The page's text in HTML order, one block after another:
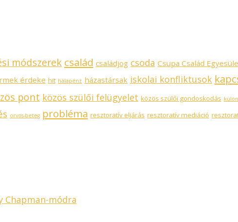
módszerek család családjog csoda Csupa Család
érdeke hit hálapénz házastársak iskolai konfliktusok
pont közös szülői felügyelet közös szülői gondoskodás
orvos-beteg probléma resztoratív eljárás resztoratív mediáció
Chapman-módra